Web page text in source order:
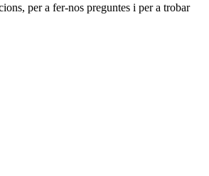
per a fer-nos preguntes i per a trobar